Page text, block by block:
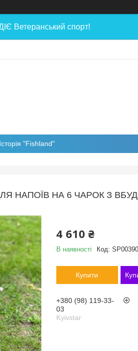
Ветеранський спорт!
Історія "Fishland"
НАПОЇВ НА 6 ЧАРОК З
4 610 ₴
В наявності Код: SP00390
Купити
+380 (98) 119-33-
03
Kyivstar